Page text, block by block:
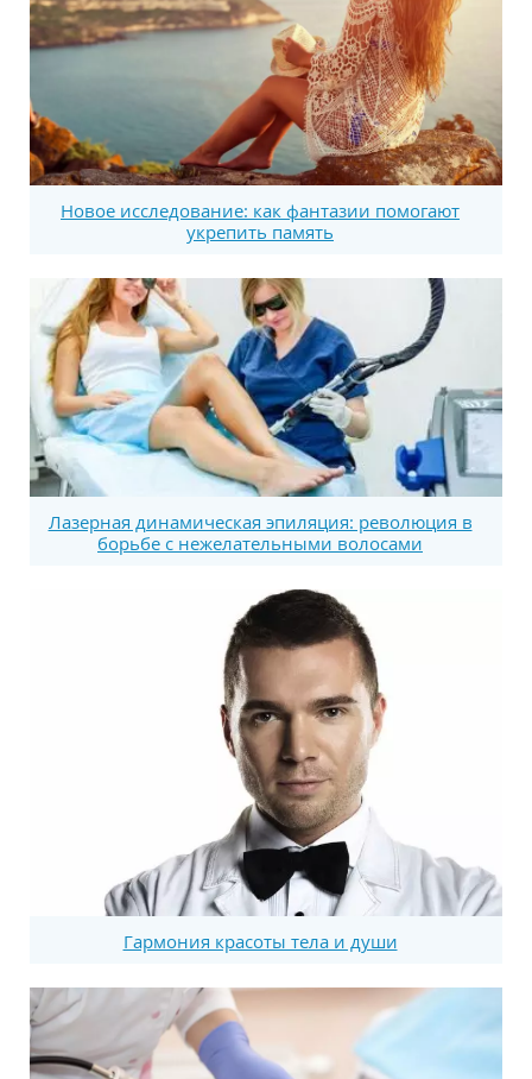
Новое исследование: как фантазии помогают
укрепить память
Лазерная динамическая эпиляция: революция в
борьбе с нежелательными волосами
Гармония красоты тела и души